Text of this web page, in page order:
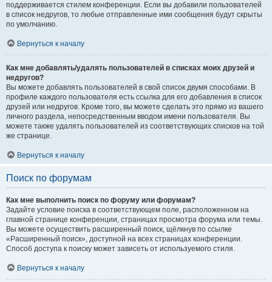
поддерживается стилем конференции. Если вы добавили пользователей
в список недругов, то любые отправленные ими сообщения будут скрыты
по умолчанию.
Вернуться к началу
Как мне добавлять/удалять пользователей в списках моих друзей и
недругов?
Вы можете добавлять пользователей в свой список двумя способами. В
профиле каждого пользователя есть ссылка для его добавления в список
друзей или недругов. Кроме того, вы можете сделать это прямо из вашего
личного раздела, непосредственным вводом имени пользователя. Вы
можете также удалять пользователей из соответствующих списков на той
же странице.
Вернуться к началу
Поиск по форумам
Как мне выполнить поиск по форуму или форумам?
Задайте условие поиска в соответствующем поле, расположенном на
главной странице конференции, страницах просмотра форума или темы.
Вы можете осуществить расширенный поиск, щёлкнув по ссылке
«Расширенный поиск», доступной на всех страницах конференции.
Способ доступа к поиску может зависеть от используемого стиля.
Вернуться к началу